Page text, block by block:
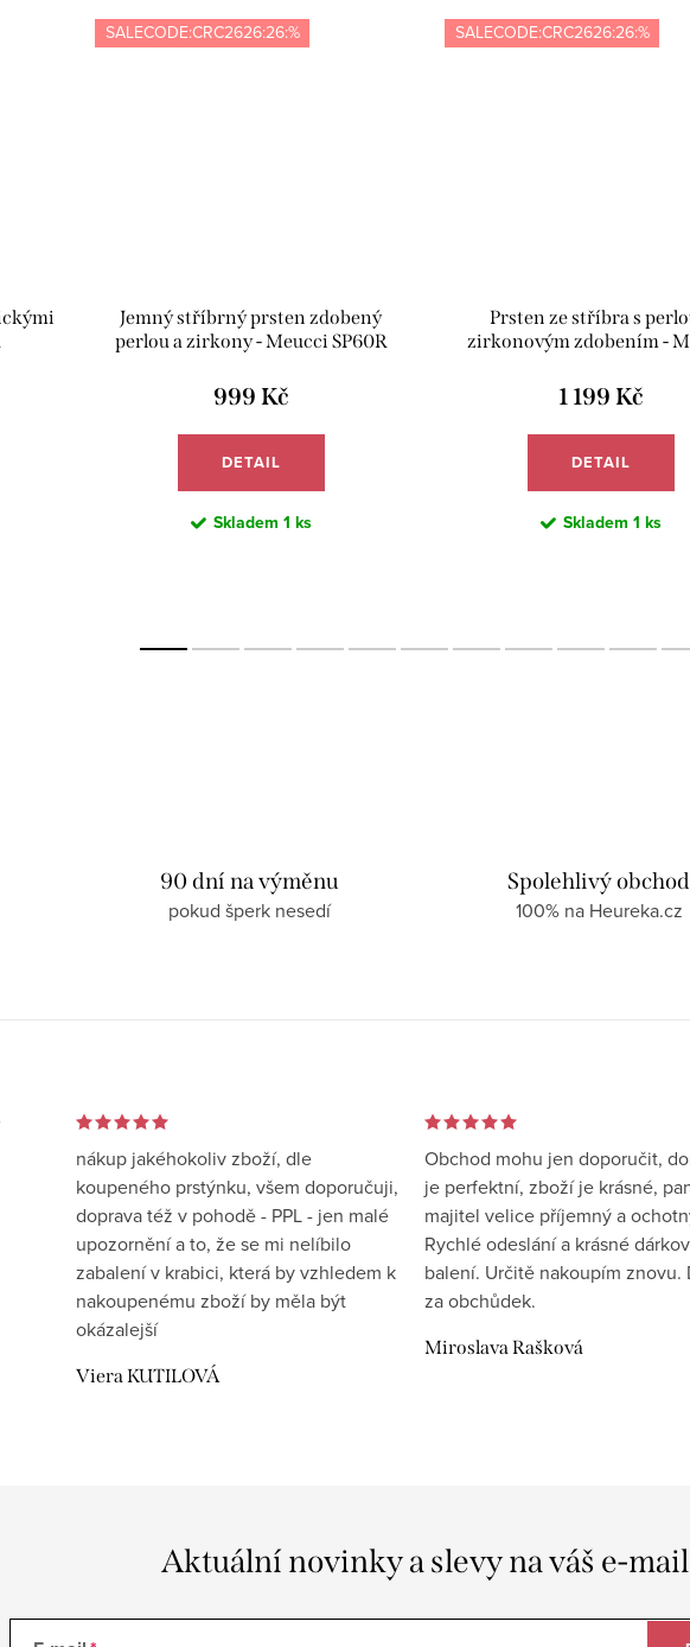
SALECODE:CRC2626:26:%
Jemný stříbrný prsten zdobený
perlou a zirkony - Meucci SP60R
999 Kč
DETAIL
Skladem 1 ks
SALECODE:CRC2626:26:%
Prsten ze stříbra s
zirkonovým zdobením -
1 199 Kč
DETAIL
Skladem 1 ks
90 dní na výměnu
pokud šperk nesedí
Spolehlivý obchod
100% na Heureka.cz
nákup jakéhokoliv zboží, dle
koupeného prstýnku, všem doporučuji,
doprava též v pohodě - PPL - jen malé
upozornění a to, že se mi nelíbilo
zabalení v krabici, která by vzhledem k
nakoupenému zboží by měla být
okázalejší
Viera KUTILOVÁ
Obchod mohu jen doporučit,
je perfektní, zboží je krásné,
majitel velice příjemný a
Rychlé odeslání a krásné
balení. Určitě nakoupím znovu.
za obchůdek.
Miroslava Rašková
Aktuální novinky a slevy na váš e-mail